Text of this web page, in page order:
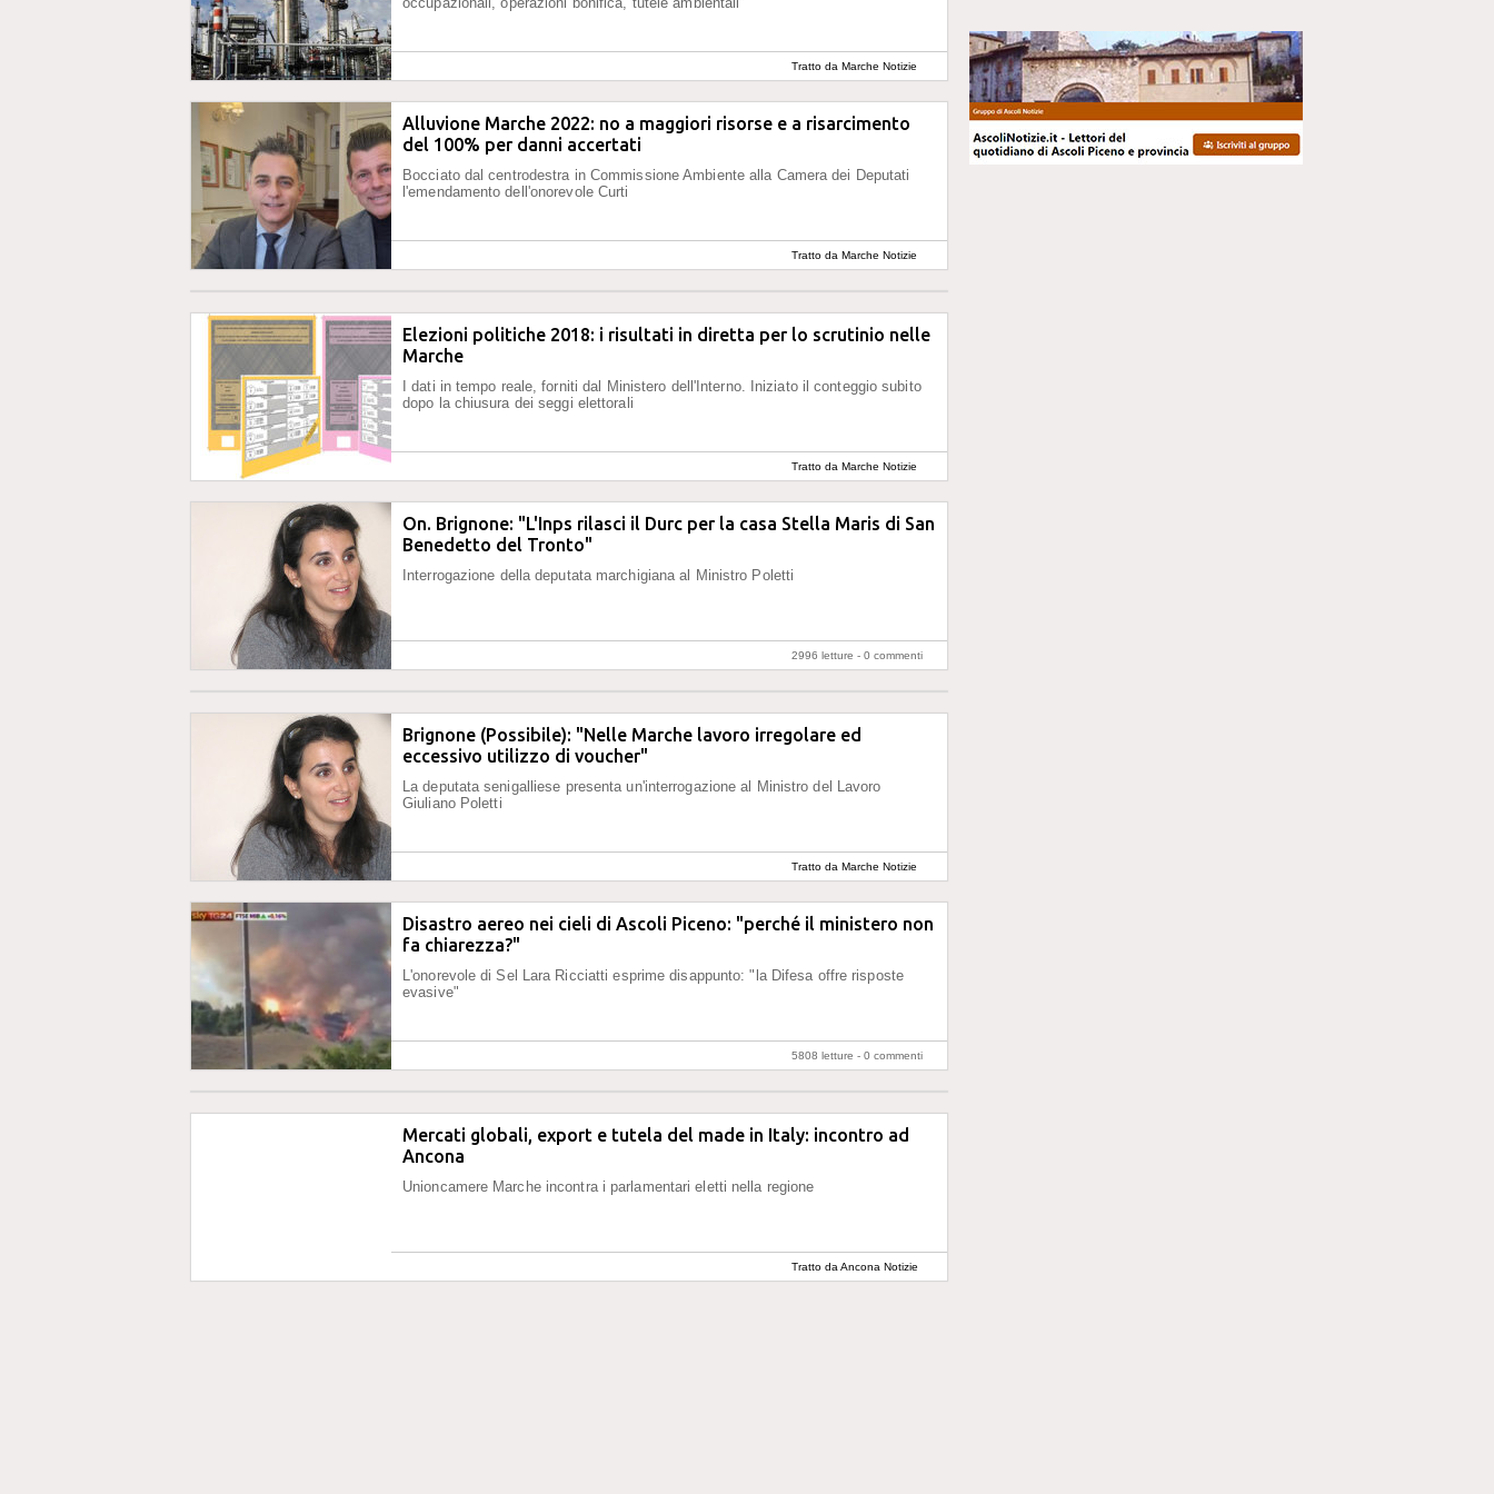
Tratto da Marche Notizie
Alluvione Marche 2022: no a maggiori risorse e a risarcimento
del 100% per danni accertati
Bocciato dal centrodestra in Commissione Ambiente alla Camera dei Deputati
l'emendamento dell'onorevole Curti
Tratto da Marche Notizie
Elezioni politiche 2018: i risultati in diretta per lo scrutinio nelle
Marche
I dati in tempo reale, forniti dal Ministero dell'Interno. Iniziato il conteggio subito
dopo la chiusura dei seggi elettorali
Tratto da Marche Notizie
On. Brignone: "L'Inps rilasci il Durc per la casa Stella Maris di San
Benedetto del Tronto"
Interrogazione della deputata marchigiana al Ministro Poletti
2996 letture - 0 commenti
Brignone (Possibile): "Nelle Marche lavoro irregolare ed
eccessivo utilizzo di voucher"
La deputata senigalliese presenta un'interrogazione al Ministro del Lavoro
Giuliano Poletti
Tratto da Marche Notizie
Disastro aereo nei cieli di Ascoli Piceno: "perché il ministero non
fa chiarezza?"
L'onorevole di Sel Lara Ricciatti esprime disappunto: "la Difesa offre risposte
evasive"
5808 letture - 0 commenti
Mercati globali, export e tutela del made in Italy: incontro ad
Ancona
Unioncamere Marche incontra i parlamentari eletti nella regione
Tratto da Ancona Notizie